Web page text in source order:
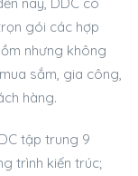
gói các hợp
nhưng không
sắm, gia công,
hàng.
tập trung 9
trình kiến trúc;